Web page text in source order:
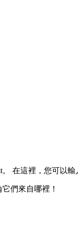
在這裡，您可以輸
們來自哪裡！